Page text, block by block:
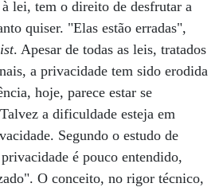
à lei, tem o direito de desfrutar a
quiser. "Elas estão erradas",
. Apesar de todas as leis, tratados
a privacidade tem sido erodida
hoje, parece estar se
a dificuldade esteja em
Segundo o estudo de
é pouco entendido,
O conceito, no rigor técnico,